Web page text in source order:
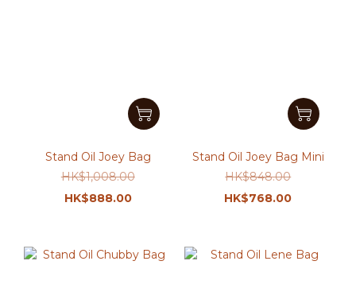
Stand Oil Joey Bag
HK$1,008.00
HK$888.00
Stand Oil Joey Bag Mini
HK$848.00
HK$768.00